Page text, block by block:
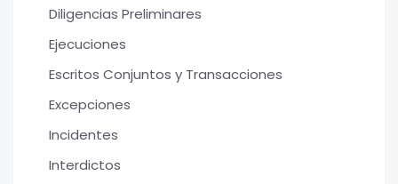
Diligencias Preliminares
Ejecuciones
Escritos Conjuntos y Transacciones
Excepciones
Incidentes
Interdictos